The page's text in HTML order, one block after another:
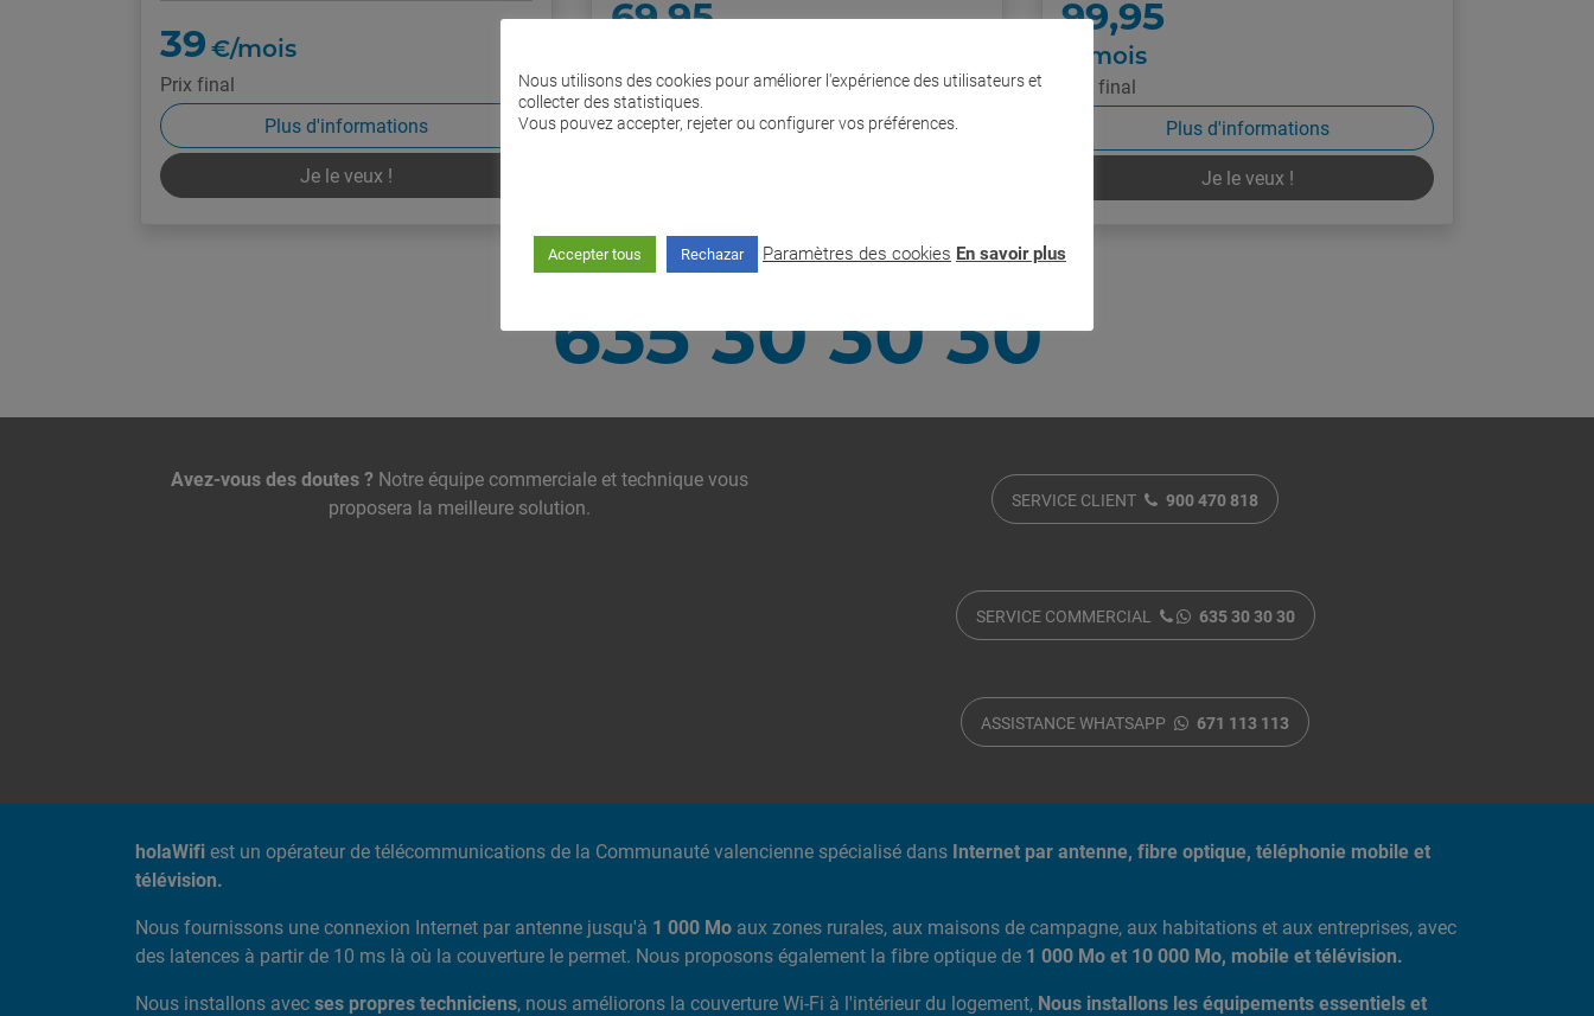
39 €/mois
Prix final
Plus d'informations
Je le veux !
69,95
Prix final
Plus d'informations
99,95
€/mois
Prix final
Plus d'informations
Je le veux !
Avez-vous des doutes ?
635 30 30 30
Nous contacter
Avez-vous des doutes ?Notre équipe commerciale et technique vous
proposera la meilleure solution.
SERVICE CLIENT 900 470 818
SERVICE COMMERCIAL 635 30 30 30
ASSISTANCE WHATSAPP 671 113 113
holaWifiest un opérateur de télécommunications de la Communauté valencienne spécialisé dans Internet par antenne, fibre optique, téléphonie mobile et
télévision.
Nous fournissons une connexion Internet par antenne jusqu'à 1 000 Mo aux zones rurales, aux maisons de campagne, aux habitations et aux entreprises, avec
des latences à partir de 10 ms là où la couverture le permet. Nous proposons également la fibre optique de 1 000 Mo et 10 000 Mo, mobile et télévision.
Nous installons avecses propres techniciens, nous améliorons la couverture Wi-Fi à l'intérieur du logement, Nous installons les équipements essentiels et
Nous utilisons des cookies pour améliorer l'expérience des utilisateurs et
collecter des statistiques.
Vous pouvez accepter, rejeter ou configurer vos préférences.
Accepter tous Rechazar Paramètres des cookies En savoir plus